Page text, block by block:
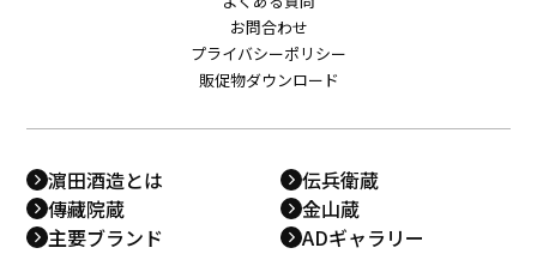
お問合わせ
プライバシーポリシー
販促物ダウンロード
濵田酒造とは
伝兵衛蔵
傳藏院蔵
金山蔵
主要ブランド
ADギャラリー